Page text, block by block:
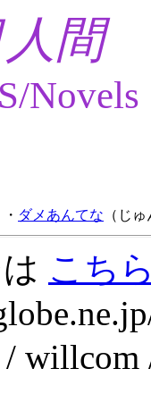
間
Novels
ダメあんてな （じ
こち
/